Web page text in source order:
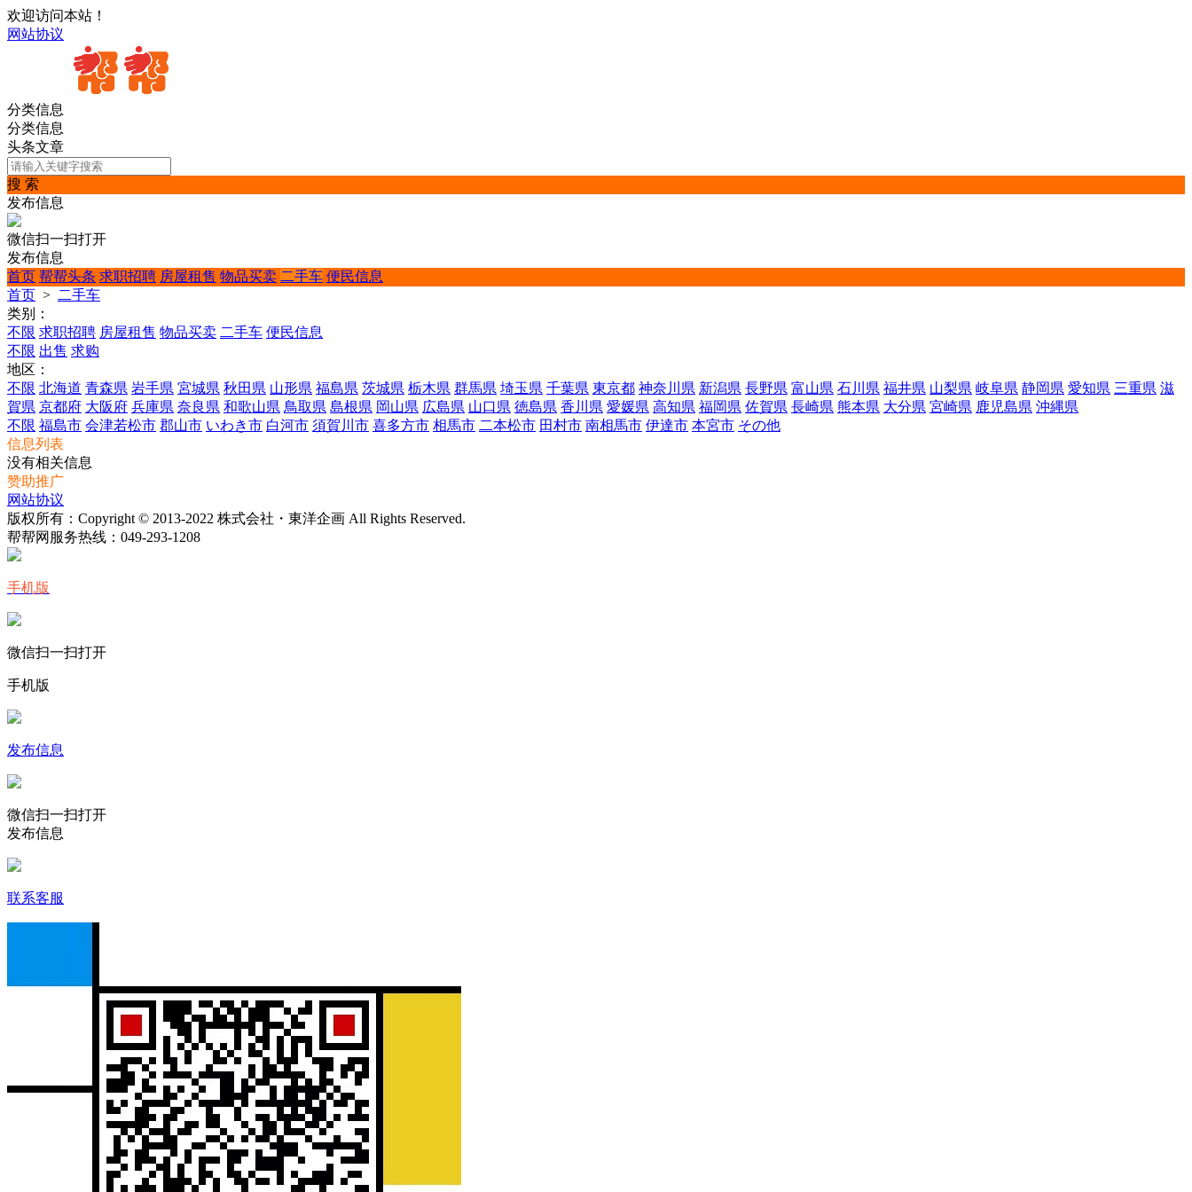
欢迎访问本站！
网站协议
分类信息
分类信息
头条文章
搜 索
发布信息
微信扫一扫打开
发布信息
首页 帮帮头条 求职招聘 房屋租售 物品买卖 二手车 便民信息
首页 > 二手车
类别：
不限 求职招聘 房屋租售 物品买卖 二手车 便民信息
不限 出售 求购
地区：
不限 北海道 青森県 岩手県 宮城県 秋田県 山形県 福島県 茨城県 栃木県 群馬県 埼玉県 千葉県 東京都 神奈川県 新潟県 長野県 富山県 石川県 福井県 山梨県 岐阜県 静岡県 愛知県 三重県 滋
賀県 京都府 大阪府 兵庫県 奈良県 和歌山県 鳥取県 島根県 岡山県 広島県 山口県 徳島県 香川県 愛媛県 高知県 福岡県 佐賀県 長崎県 熊本県 大分県 宮崎県 鹿児島県 沖縄県
不限 福島市 会津若松市 郡山市 いわき市 白河市 須賀川市 喜多方市 相馬市 二本松市 田村市 南相馬市 伊達市 本宮市 その他
信息列表
没有相关信息
赞助推广
网站协议
版权所有：Copyright © 2013-2022 株式会社・東洋企画 All Rights Reserved.
帮帮网服务热线： 049-293-1208
手机版
微信扫一扫打开
手机版
发布信息
微信扫一扫打开
发布信息
联系客服